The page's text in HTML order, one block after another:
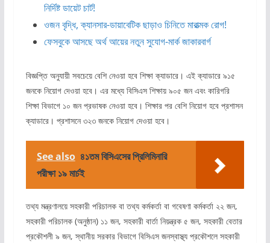
নির্দিষ্ট ডায়েট চার্ট!
ওজন বৃদ্ধি, ক্যানসার-ডায়াবেটিক ছাড়াও চিনিতে মারাত্মক রোগ!
ফেসবুকে আসছে অর্থ আয়ের নতুন সুযোগ-মার্ক জাকারবার্গ
বিজ্ঞপ্তি অনুযায়ী সবচেয়ে বেশি নেওয়া হবে শিক্ষা ক্যাডারে। এই ক্যাডারে ৯১৫
জনকে নিয়োগ দেওয়া হবে। এর মধ্যে বিসিএস শিক্ষায় ৯০৫ জন এবং কারিগরি
শিক্ষা বিভাগে ১০ জন প্রভাষক নেওয়া হবে। শিক্ষার পর বেশি নিয়োগ হবে প্রশাসন
ক্যাডারে। প্রশাসনে ৩২৩ জনকে নিয়োগ দেওয়া হবে।
See also ৪১তম বিসিএসের প্রিলিমিনারি
পরীক্ষা ১৯ মার্চই
তথ্য মন্ত্রণালয়ে সহকারী পরিচালক বা তথ্য কর্মকর্তা বা গবেষণা কর্মকর্তা ২২ জন,
সহকারী পরিচালক (অনুষ্ঠান) ১১ জন, সহকারী বার্তা নিয়ন্ত্রক ৫ জন, সহকারী বেতার
প্রকৌশলী ৯ জন, স্থানীয় সরকার বিভাগে বিসিএস জনস্বাস্থ্য প্রকৌশলে সহকারী